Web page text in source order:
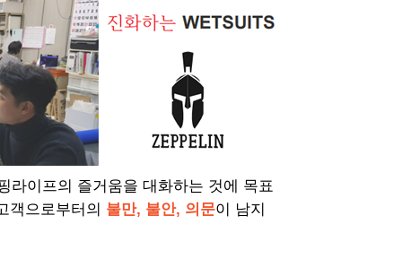
라이프의 즐거움을 대화하는 것에 목표
객으로부터의 불만, 불안, 의문이 남지